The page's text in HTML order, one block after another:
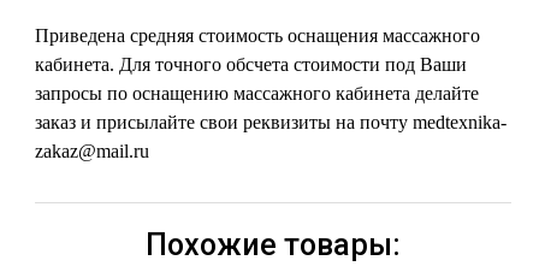
Приведена средняя стоимость оснащения массажного
кабинета. Для точного обсчета стоимости под Ваши
запросы по оснащению массажного кабинета делайте
заказ и присылайте свои реквизиты на почту medtexnika-
zakaz@mail.ru
Похожие товары: